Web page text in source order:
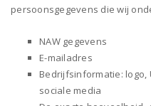
persoonsgegevens die wij
NAW gegevens
E-mailadres
Bedrijfsinformatie: logo,
sociale media